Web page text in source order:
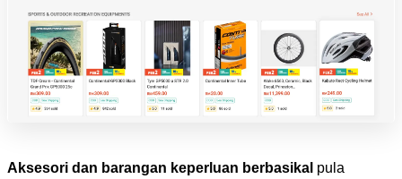
Aksesori dan barangan keperluan berbasikal pula